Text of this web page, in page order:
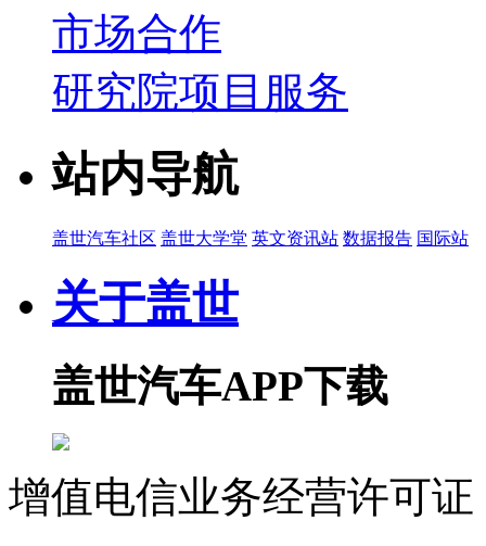
市场合作
研究院项目服务
站内导航
盖世汽车社区 盖世大学堂 英文资讯站 数据报告 国际站
关于盖世
盖世汽车APP下载
增值电信业务经营许可